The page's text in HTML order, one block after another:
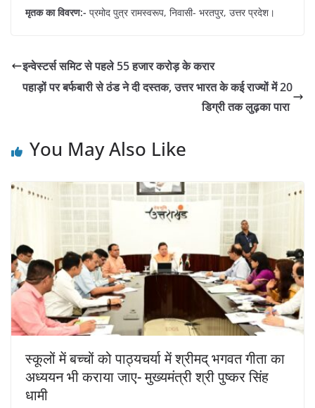
मृतक का विवरण:- प्रमोद पुत्र रामस्वरूप, निवासी- भरतपुर, उत्तर प्रदेश।
इन्वेस्टर्स समिट से पहले 55 हजार करोड़ के करार
पहाड़ों पर बर्फबारी से ठंड ने दी दस्तक, उत्तर भारत के कई राज्यों में 20
डिग्री तक लुढ़का पारा
You May Also Like
स्कूलों में बच्चों को पाठ्यचर्या में श्रीमद् भगवत गीता का
अध्ययन भी कराया जाए- मुख्यमंत्री श्री पुष्कर सिंह
धामी